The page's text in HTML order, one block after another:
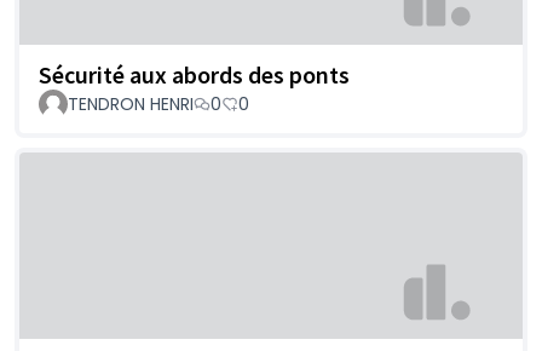
Sécurité aux abords des ponts
TENDRON HENRI 0 0